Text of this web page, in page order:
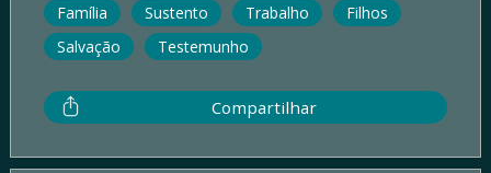
Família
Sustento Trabalho
Filhos
Salvação
Testemunho
Compartilhar